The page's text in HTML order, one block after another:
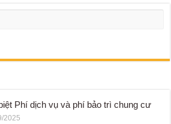
Phí dịch vụ và phí bảo trì chung cư
2025